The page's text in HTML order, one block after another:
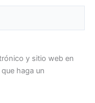
y sitio web en
haga un